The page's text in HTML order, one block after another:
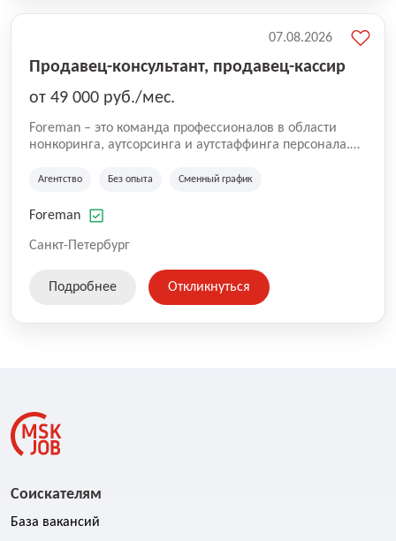
Продавец-консультант, продавец-кассир
от 49 000 руб./мес.
Foreman – это команда профессионалов в области
нонкоринга, аутсорсинга и аутстаффинга персонала.
реализовывать проекты любой сложности, в которых
уровня роста и развития по всей России. В работе
вакансий. Если вы не нашли подходящую вакансию,
свяжемся с вами в ближайшее время.
Агентство Без опыта Сменный график
Foreman
Санкт-Петербург
07.08.2026
Подробнее Откликнуться
Соискателям
База вакансий